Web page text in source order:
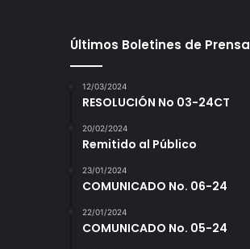
Últimos Boletines de Prensa
12/03/2024
RESOLUCIÓN No 03-24CT
20/02/2024
Remitido al Público
23/01/2024
COMUNICADO No. 06-24
22/01/2024
COMUNICADO No. 05-24